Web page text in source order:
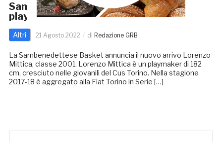
Samb Basket, arriva Lorenzo Mittica,
playmaker classe 2001
Altri 21 Agosto 2022 di Redazione GRB
La Sambenedettese Basket annuncia il nuovo arrivo Lorenzo
Mittica, classe 2001. Lorenzo Mittica è un playmaker di 182
cm, cresciuto nelle giovanili del Cus Torino. Nella stagione
2017-18 è aggregato alla Fiat Torino in Serie […]